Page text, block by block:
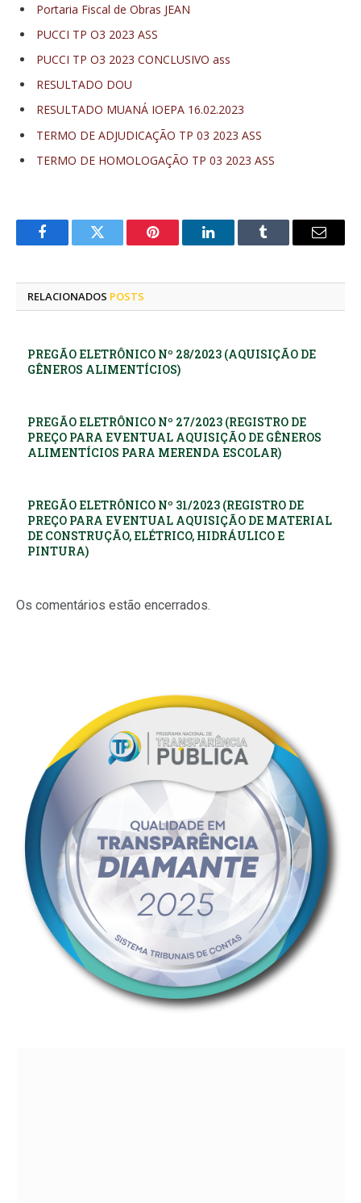
Portaria Fiscal de Obras JEAN
PUCCI TP O3 2023 ASS
PUCCI TP O3 2023 CONCLUSIVO ass
RESULTADO DOU
RESULTADO MUANÁ IOEPA 16.02.2023
TERMO DE ADJUDICAÇÃO TP 03 2023 ASS
TERMO DE HOMOLOGAÇÃO TP 03 2023 ASS
FacebookTwitter Pinterest LinkedInTumblr
E-
RELACIONADOS POSTS
PREGÃO ELETRÔNICO Nº 28/2023 (AQUISIÇÃO DE
GÊNEROS ALIMENTÍCIOS)
PREGÃO ELETRÔNICO Nº 27/2023 (REGISTRO DE
PREÇO PARA EVENTUAL AQUISIÇÃO DE GÊNEROS
ALIMENTÍCIOS PARA MERENDA ESCOLAR)
PREGÃO ELETRÔNICO Nº 31/2023 (REGISTRO DE
PREÇO PARA EVENTUAL AQUISIÇÃO DE MATERIAL
DE CONSTRUÇÃO, ELÉTRICO, HIDRÁULICO E
PINTURA)
Os comentários estão encerrados.